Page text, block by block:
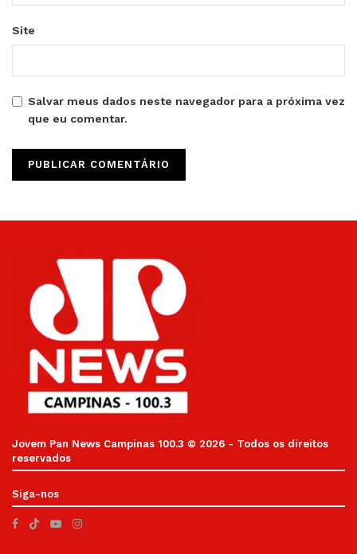
Site
Salvar meus dados neste navegador para a próxima vez
que eu comentar.
Jovem Pan News Campinas 100.3 © 2026 - Todos os direitos
reservados
Siga-nos